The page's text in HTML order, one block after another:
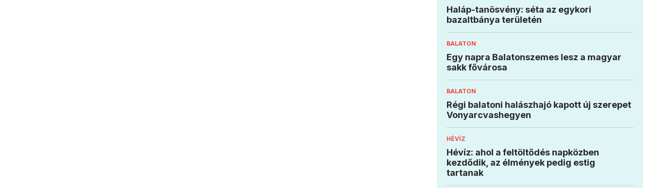
Haláp-tanösvény: séta az egykori
bazaltbánya területén
BALATON
Egy napra Balatonszemes lesz a magyar
sakk fővárosa
BALATON
Régi balatoni halászhajó kapott új szerepet
Vonyarcvashegyen
HÉVÍZ
Hévíz: ahol a feltöltődés napközben
kezdődik, az élmények pedig estig
tartanak